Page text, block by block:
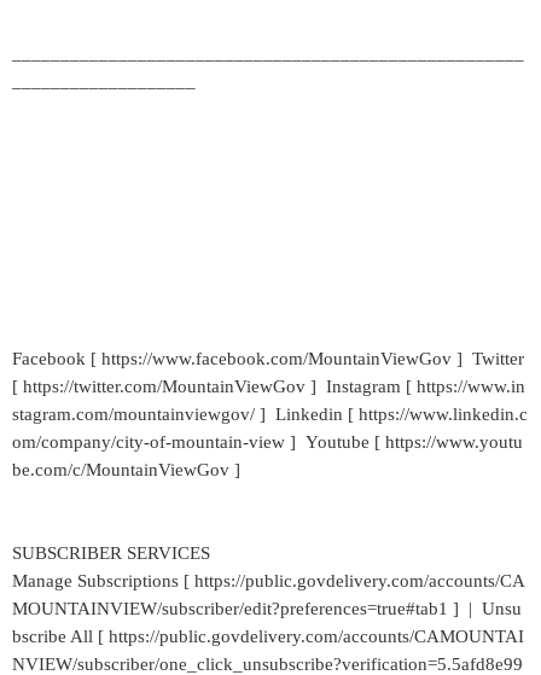
Facebook [ https://www.facebook.com/MountainViewGov ] Twitter
[ https://twitter.com/MountainViewGov ] Instagram [ https://www.in
stagram.com/mountainviewgov/ ] Linkedin [ https://www.linkedin.c
om/company/city-of-mountain-view ] Youtube [ https://www.youtu
be.com/c/MountainViewGov ]
SUBSCRIBER SERVICES
Manage Subscriptions [ https://public.govdelivery.com/accounts/CA
MOUNTAINVIEW/subscriber/edit?preferences=true#tab1 ] | Unsu
bscribe All [ https://public.govdelivery.com/accounts/CAMOUNTAI
NVIEW/subscriber/one_click_unsubscribe?verification=5.5afd8e99